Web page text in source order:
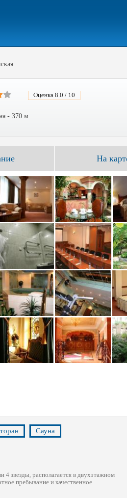
Оценка 8.0 / 10
- 370 м
На
Сауна
4 звезды, располагается в двухэтажном
пребывание и качественное